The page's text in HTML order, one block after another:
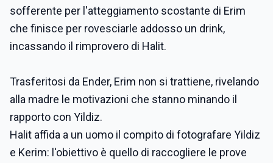
sofferente per l'atteggiamento scostante di Erim
che finisce per rovesciarle addosso un drink,
incassando il rimprovero di Halit.
Trasferitosi da Ender, Erim non si trattiene, rivelando
alla madre le motivazioni che stanno minando il
rapporto con Yildiz.
Halit affida a un uomo il compito di fotografare Yildiz
e Kerim: l'obiettivo è quello di raccogliere le prove